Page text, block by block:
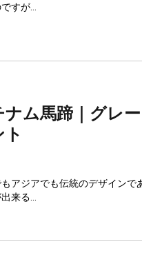
すが...
ナム馬蹄｜グレ
アジアでも伝統のデザイン
来る...